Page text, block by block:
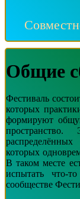
Общие
Фестиваль
которых
формируют
которых
В таком месте
испытать что-
сообществе